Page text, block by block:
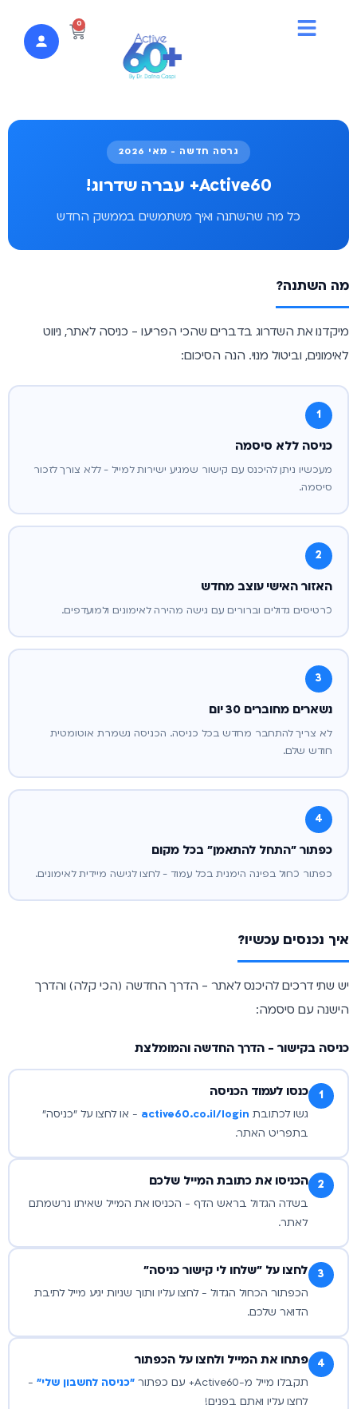
0
גרסה חדשה - מאי 2026
Active60+ עברה שדרוג!
כל מה שהשתנה ואיך משתמשים בממשק החדש
מה השתנה?
מיקדנו את השדרוג בדברים שהכי הפריעו - כניסה לאתר, ניווט
לאימונים, וביטול מנוי. הנה הסיכום:
1
כניסה ללא סיסמה
מעכשיו ניתן להיכנס עם קישור שמגיע ישירות למייל - ללא צורך לזכור
סיסמה.
2
האזור האישי עוצב מחדש
כרטיסים גדולים וברורים עם גישה מהירה לאימונים ולמועדפים.
3
נשארים מחוברים 30 יום
לא צריך להתחבר מחדש בכל כניסה. הכניסה נשמרת אוטומטית
חודש שלם.
4
כפתור "התחל להתאמן" בכל מקום
כפתור כחול בפינה הימנית בכל עמוד - לחצו לגישה מיידית לאימונים.
איך נכנסים עכשיו?
יש שתי דרכים להיכנס לאתר - הדרך החדשה (הכי קלה) והדרך
הישנה עם סיסמה:
כניסה בקישור - הדרך החדשה והמומלצת
1 כנסו לעמוד הכניסה
גשו לכתובת active60.co.il/login - או לחצו על "כניסה"
בתפריט האתר.
2 הכניסו את כתובת המייל שלכם
בשדה הגדול בראש הדף - הכניסו את המייל שאיתו נרשמתם
לאתר.
3 לחצו על "שלחו לי קישור כניסה"
הכפתור הכחול הגדול - לחצו עליו ותוך שניות יגיע מייל לתיבת
הדואר שלכם.
4 פתחו את המייל ולחצו על הכפתור
תקבלו מייל מ-Active60+ עם כפתור "כניסה לחשבון שלי" -
לחצו עליו ואתם בפנים!